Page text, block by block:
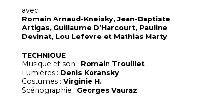
avec
Romain Arnaud-Kneisky, Jean-Baptiste
Artigas, Guillaume D’Harcourt, Pauline
Devinat, Lou Lefevre et Mathias Marty
TECHNIQUE
Musique et son : Romain Trouillet
Lumières : Denis Koransky
Costumes : Virginie H.
Scénographie : Georges Vauraz